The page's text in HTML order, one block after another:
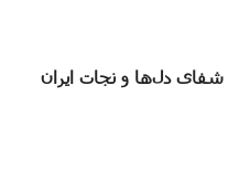
شفای دل‌ها و نجات ایران